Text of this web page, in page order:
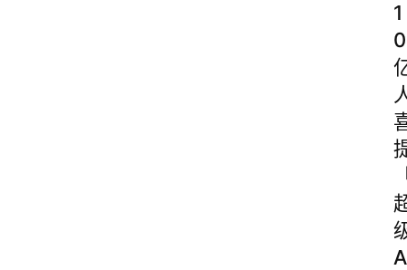
1
0
A